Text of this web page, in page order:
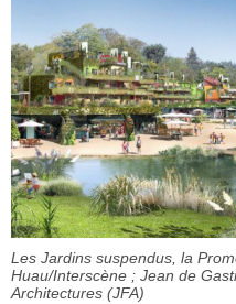
Les Jardins suspendus, la
Huau/Interscène ; Jean de
Architectures (JFA)